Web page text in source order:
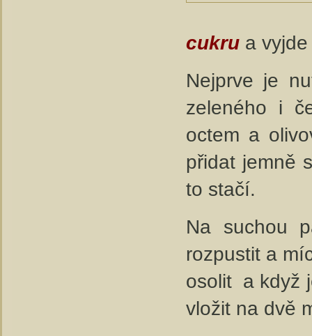
cukru a
Nejprve je
zeleného i
octem a
přidat jemně
to stačí.
Na suchou
rozpustit a
osolit a když
vložit na dvě